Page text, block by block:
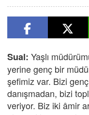
Sual: Yaşlı
yerine genç bir
şefimiz var. Bizi
danışmadan, bizi
veriyor. Biz iki âmir